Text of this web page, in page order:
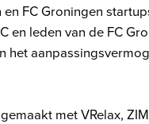
FC Groningen
leden van de FC
met VRelax,